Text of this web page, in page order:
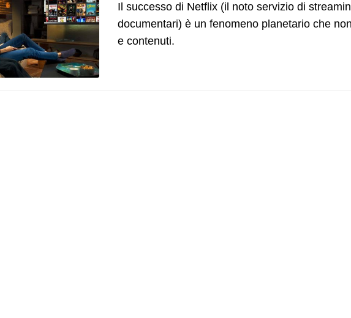
Il successo di Netflix (il noto servizio di
documentari) è un fenomeno planetario che
e contenuti.